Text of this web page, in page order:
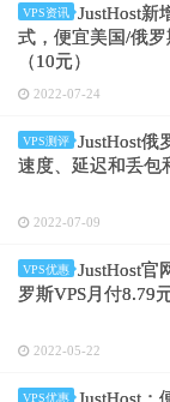
VPS资讯
JustHost新
式，便宜美国/俄
（10元）
2022-07-24
VPS测评
JustHost俄
速度、延迟和丢包
2022-07-09
VPS优惠
JustHost官
罗斯VPS月付8.79
2022-05-22
VPS优惠